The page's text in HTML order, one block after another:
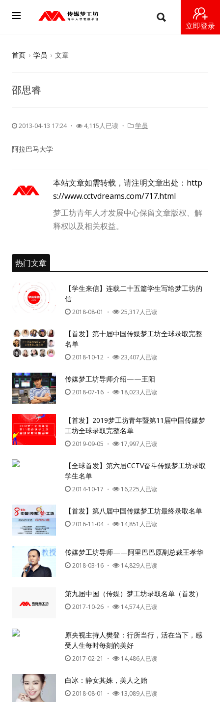
立即登录
用户名或Email
记住我的登录状态
导师
梦之星
视频
纪录片1 梦想开始的地方
纪录片2 青年人不同活法
活动
往届
变革2015
辉煌2013
精彩2012
梦工坊圈
品牌的力量
首页 › 学员 › 文章
邵思睿
2013-04-13 17:24・ 4,115人已读 ・ 学员
阿拉巴马大学
本站文章如需转载，请注明文章出处： http
s://www.cctvdreams.com/717.html
梦工坊青年人才发展中心保留文章版权、解
释权以及相关权益。
热门文章
【学生来信】连载二十五篇学生写给梦工坊的
信
2018-08-01 ・ 25,317人已读
【首发】第十届中国传媒梦工坊全球录取完整
名单
2018-10-12 ・ 23,407人已读
传媒梦工坊导师介绍——王阳
2018-07-16 ・ 18,023人已读
【首发】2019梦工坊青年暨第11届中国传媒梦
工坊全球录取完整名单
2019-09-05 ・ 17,997人已读
【全球首发】第六届CCTV奋斗传媒梦工坊录取
学生名单
2014-10-17 ・ 16,225人已读
【首发】第八届中国传媒梦工坊最终录取名单
2016-11-04・ 14,851人已读
传媒梦工坊导师——阿里巴巴原副总裁王孝华
2018-03-16 ・ 14,829人已读
第九届中国（传媒）梦工坊录取名单（首发）
2017-10-26 ・ 14,574人已读
原央视主持人樊登：行所当行，活在当下，感
受人生每时每刻的美好
2017-02-21 ・ 14,486人已读
白冰：静女其姝，美人之贻
2018-08-01 ・ 13,089人已读